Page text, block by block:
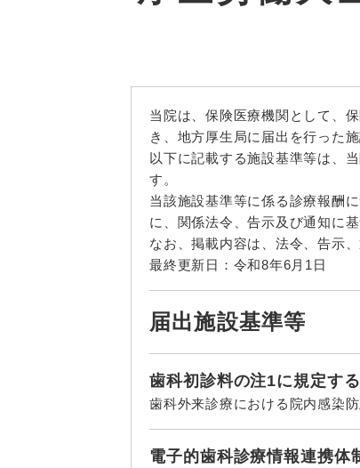
当院は、保険医療機関として、
き、地方厚生局に届出を行った
以下に記載する施設基準等は、
す。
当該施設基準等に係る診療報酬
に、関係法令、告示及び通知に
なお、掲載内容は、法令、告示
最終更新日：令和8年6月1日
届出施設基準等
歯科初診料の注1に規定す
歯科外来診療における院内感染
電子的歯科診療情報連携体